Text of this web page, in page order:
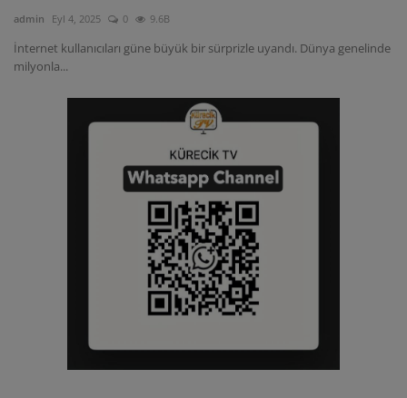
admin Eyl 4, 2025 0 9.6B
İnternet kullanıcıları güne büyük bir sürprizle uyandı. Dünya genelinde
milyonla...